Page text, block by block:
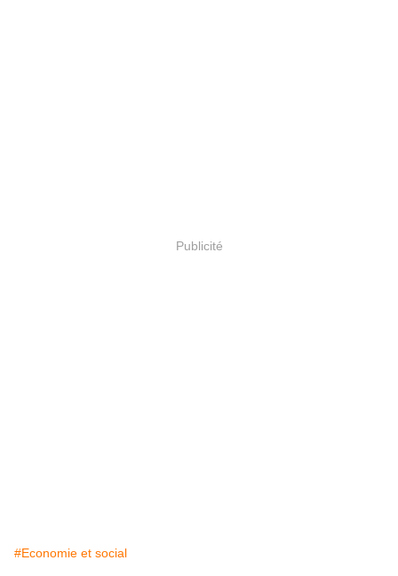
Publicité
#Economie et social